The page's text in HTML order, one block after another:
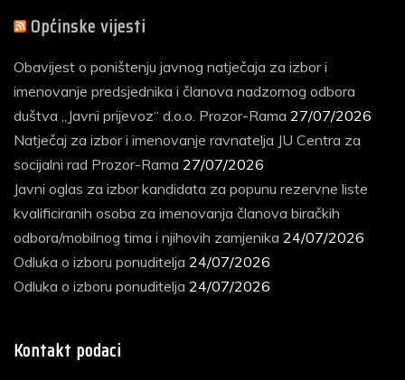
Općinske vijesti
Obavijest o poništenju javnog natječaja za izbor i
imenovanje predsjednika i članova nadzornog odbora
duštva „Javni prijevoz“ d.o.o. Prozor-Rama 27/07/2026
Natječaj za izbor i imenovanje ravnatelja JU Centra za
socijalni rad Prozor-Rama 27/07/2026
Javni oglas za izbor kandidata za popunu rezervne liste
kvalificiranih osoba za imenovanja članova biračkih
odbora/mobilnog tima i njihovih zamjenika 24/07/2026
Odluka o izboru ponuditelja 24/07/2026
Odluka o izboru ponuditelja 24/07/2026
Kontakt podaci